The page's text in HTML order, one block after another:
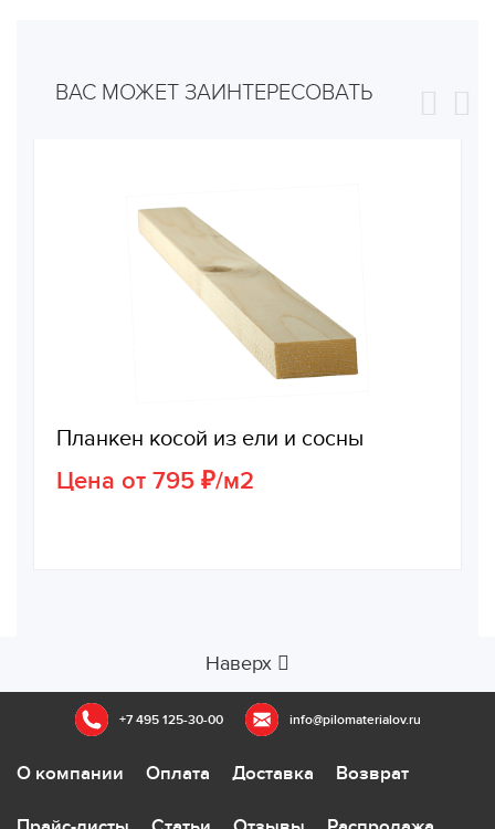
ВАС МОЖЕТ ЗАИНТЕРЕСОВАТЬ
Планкен косой из ели и сосны
Цена от 795 ₽/м2
Наверх
+7 495 125-30-00 info@pilomaterialov.ru
О компании Оплата Доставка Возврат